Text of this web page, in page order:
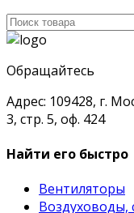
Поиск
для:
Обращайтесь
Адрес: 109428, г.
3, стр. 5, оф. 424
Найти его быстро
Вентиляторы
Воздуховоды,